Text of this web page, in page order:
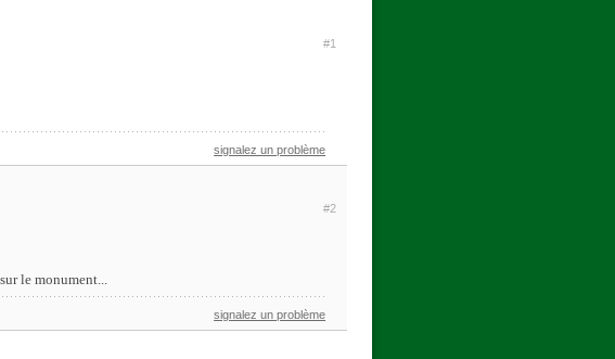
#1
signalez un problème
#2
le monument...
signalez un problème